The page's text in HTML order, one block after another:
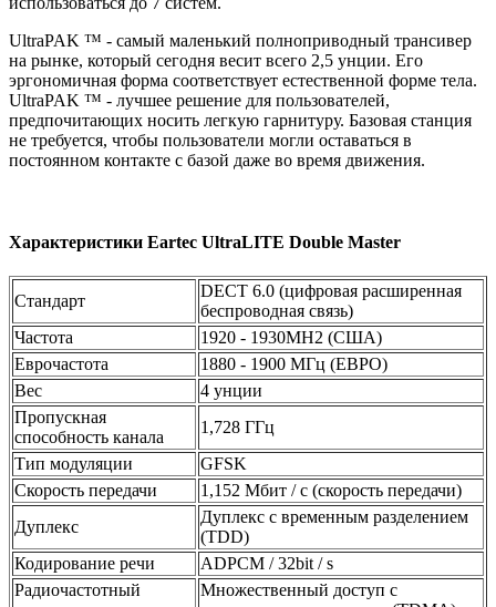
UltraPAK ™ - самый маленький полноприводный трансивер
на рынке, который сегодня весит всего 2,5 унции. Его
эргономичная форма соответствует естественной форме тела.
UltraPAK ™ - лучшее решение для пользователей,
предпочитающих носить легкую гарнитуру. Базовая станция
не требуется, чтобы пользователи могли оставаться в
постоянном контакте с базой даже во время движения.
Характеристики Eartec UltraLITE Double Master
Стандарт
DECT 6.0 (цифровая расширенная
беспроводная связь)
Частота
1920 - 1930MH2 (США)
Еврочастота
1880 - 1900 МГц (ЕВРО)
Вес
4 унции
Пропускная
способность канала
1,728 ГГц
Тип модуляции
GFSK
Скорость передачи
1,152 Мбит / с (скорость передачи)
Дуплекс
Дуплекс с временным разделением
(TDD)
Кодирование речи
ADPCM / 32bit / s
Радиочастотный
Множественный доступ с